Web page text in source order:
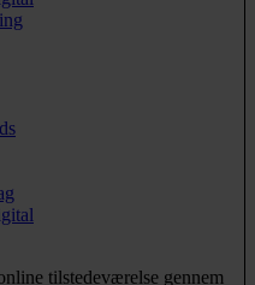
tilstedeværelse gennem